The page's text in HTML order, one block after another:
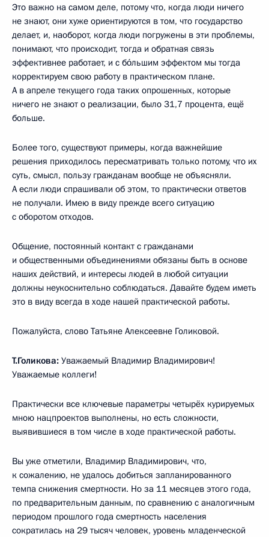
Это важно на самом деле, потому что, когда люди ничего
не знают, они хуже ориентируются в том, что государство
делает, и, наоборот, когда люди погружены в эти проблемы,
понимают, что происходит, тогда и обратная связь
эффективнее работает, и с бо́льшим эффектом мы тогда
корректируем свою работу в практическом плане.
А в апреле текущего года таких опрошенных, которые
ничего не знают о реализации, было 31,7 процента, ещё
больше.
Более того, существуют примеры, когда важнейшие
решения приходилось пересматривать только потому, что их
суть, смысл, пользу гражданам вообще не объясняли.
А если люди спрашивали об этом, то практически ответов
не получали. Имею в виду прежде всего ситуацию
с оборотом отходов.
Общение, постоянный контакт с гражданами
и общественными объединениями обязаны быть в основе
наших действий, и интересы людей в любой ситуации
должны неукоснительно соблюдаться. Давайте будем иметь
это в виду всегда в ходе нашей практической работы.
Пожалуйста, слово Татьяне Алексеевне Голиковой.
Т.Голикова: Уважаемый Владимир Владимирович!
Уважаемые коллеги!
Практически все ключевые параметры четырёх курируемых
мною нацпроектов выполнены, но есть сложности,
выявившиеся в том числе в ходе практической работы.
Вы уже отметили, Владимир Владимирович, что,
к сожалению, не удалось добиться запланированного
темпа снижения смертности. Но за 11 месяцев этого года,
по предварительным данным, по сравнению с аналогичным
периодом прошлого года смертность населения
сократилась на 29 тысяч человек, уровень младенческой